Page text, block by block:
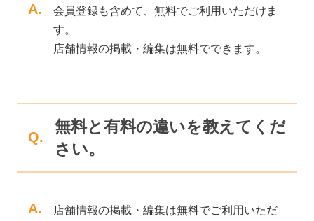
A.
会員登録も含めて、無料でご利用いただけま
す。
店舗情報の掲載・編集は無料でできます。
Q.
無料と有料の違いを教えてくだ
さい。
A.
店舗情報の掲載・編集は無料でご利用いただ